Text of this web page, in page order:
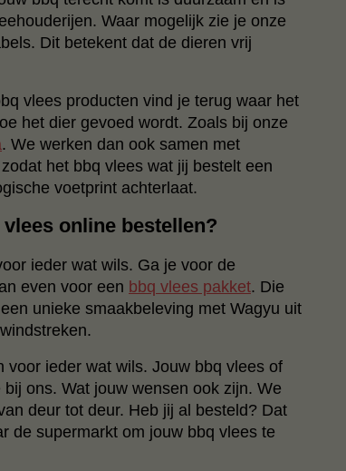
Waar mogelijk zie je onze
Dit betekent dat de dieren vrij
vlees producten vind je terug waar het
het dier gevoed wordt. Zoals bij onze
. We werken dan ook samen met
het bbq vlees wat jij bestelt een
voetprint achterlaat.
online bestellen?
ieder wat wils. Ga je voor de
even voor een bbq vlees pakket. Die
unieke smaakbeleving met Wagyu uit
voor ieder wat wils. Jouw bbq vlees of
ons. Wat jouw wensen ook zijn. We
deur tot deur. Heb jij al besteld? Dat
de supermarkt om jouw bbq vlees te